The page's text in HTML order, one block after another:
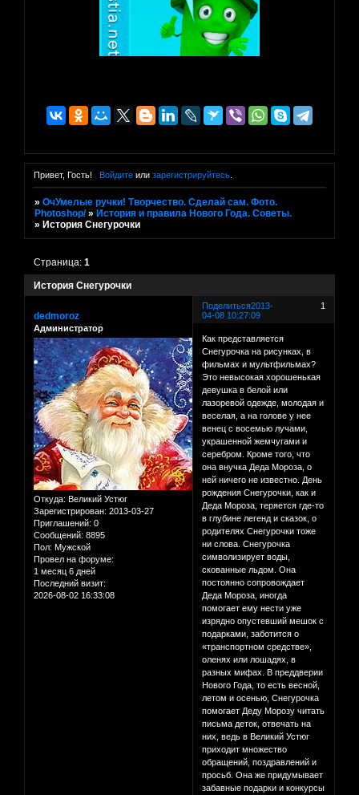
Привет, Гость! Войдитеили зарегистрируйтесь.
»ОчУмелые ручки! Творчество. Сделай сам. Фото.
Photoshop/ » История и правила Нового Года. Советы.
» История Снегурочки
История Снегурочки
Страница:1
Поделиться 1
2013-
04-08 10:27:09
dedmoroz
Администратор
Откуда: Великий Устюг
Зарегистрирован: 2013-03-27
Приглашений: 0
Сообщений: 8895
Пол: Мужской
Провел на форуме:
1 месяц 6 дней
Последний визит:
2026-08-02 16:33:08
Как представляется
Снегурочка на рисунках, в
фильмах и мультфильмах?
Это невысокая хорошенькая
девушка в белой или
лазоревой одежде, молодая и
веселая, а на голове у нее
венец с восемью лучами,
украшенной жемчугами и
серебром. Кроме того, что
она внучка Деда Мороза, о
ней ничего не известно. День
рождения Снегурочки, как и
Деда Мороза, теряется где-то
в глубине легенд и сказок, о
родителях Снегурочки тоже
ни слова. Снегурочка
символизирует воды,
скованные льдом. Она
постоянно сопровождает
Деда Мороза, иногда
помогает ему нести уже
изрядно опустевший мешок с
подарками, заботится о
«транспортном средстве»,
оленях или лошадях, в
разных мифах. В преддверии
Нового Года, то есть весной,
летом и осенью, Снегурочка
помогает Деду Морозу читать
письма деток, отвечать на
них, ведь в Великий Устюг
приходит множество
обращений, поздравлений и
просьб. Она же придумывает
забавные подарки и конкурсы